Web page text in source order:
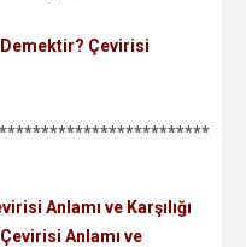
Demektir? Çevirisi
Anlamı ve Karşılığı
Anlamı ve